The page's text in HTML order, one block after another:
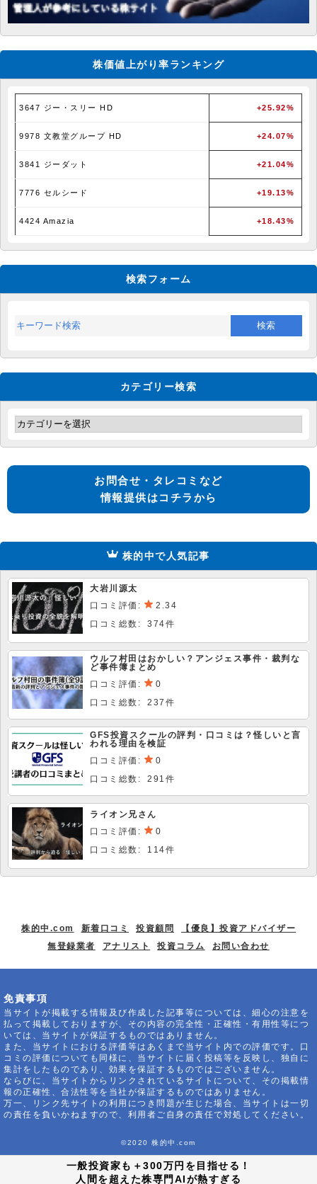
株価値上がり率ランキング
3647 ジー・スリー HD +25.92%
9978 文教堂グループ HD +24.07%
3841 ジーダット +21.04%
7776 セルシード +19.13%
4424 Amazia +18.43%
検索フォーム
カテゴリー検索
お問合せ・タレコミなど
情報提供はコチラから
株的中で人気記事
大岩川源太
口コミ評価:
2.34
口コミ総数: 374件
ウルフ村田はおかしい？アンジェス事件・裁判な
ど事件簿まとめ
口コミ評価:
0
口コミ総数: 237件
GFS投資スクールの評判・口コミは？怪しいと言
われる理由を検証
口コミ評価:
0
口コミ総数: 291件
ライオン兄さん
口コミ評価:
0
口コミ総数: 114件
株的中.com 新着口コミ 投資顧問
【優良】投資アドバイザー
無登録業者
アナリスト 投資コラム お問い合わせ
免責事項
当サイトが掲載する情報及び作成した記事等については、細心の注意を
払って掲載しておりますが、その内容の完全性・正確性・有用性等につ
いては、当サイトが保証するものではありません。
また、当サイトにおける評価等はあくまで当サイト内での評価です。口
コミの評価についても同様に、当サイトに届く投稿等を反映し、独自に
集計をしたものであり、効果を保証するものではございません。
ならびに、当サイトからリンクされているサイトについて、その掲載情
報の正確性、合法性等を当社が保証するものではありません。
万一、リンク先サイトの利用につき問題が生じた場合、当サイトは一切
の責任を負いかねますので、利用者ご自身の責任で対処してください。
©2020 株的中.com
一般投資家も＋300万円を目指せる！
人間を超えた株専門AIが熱すぎる